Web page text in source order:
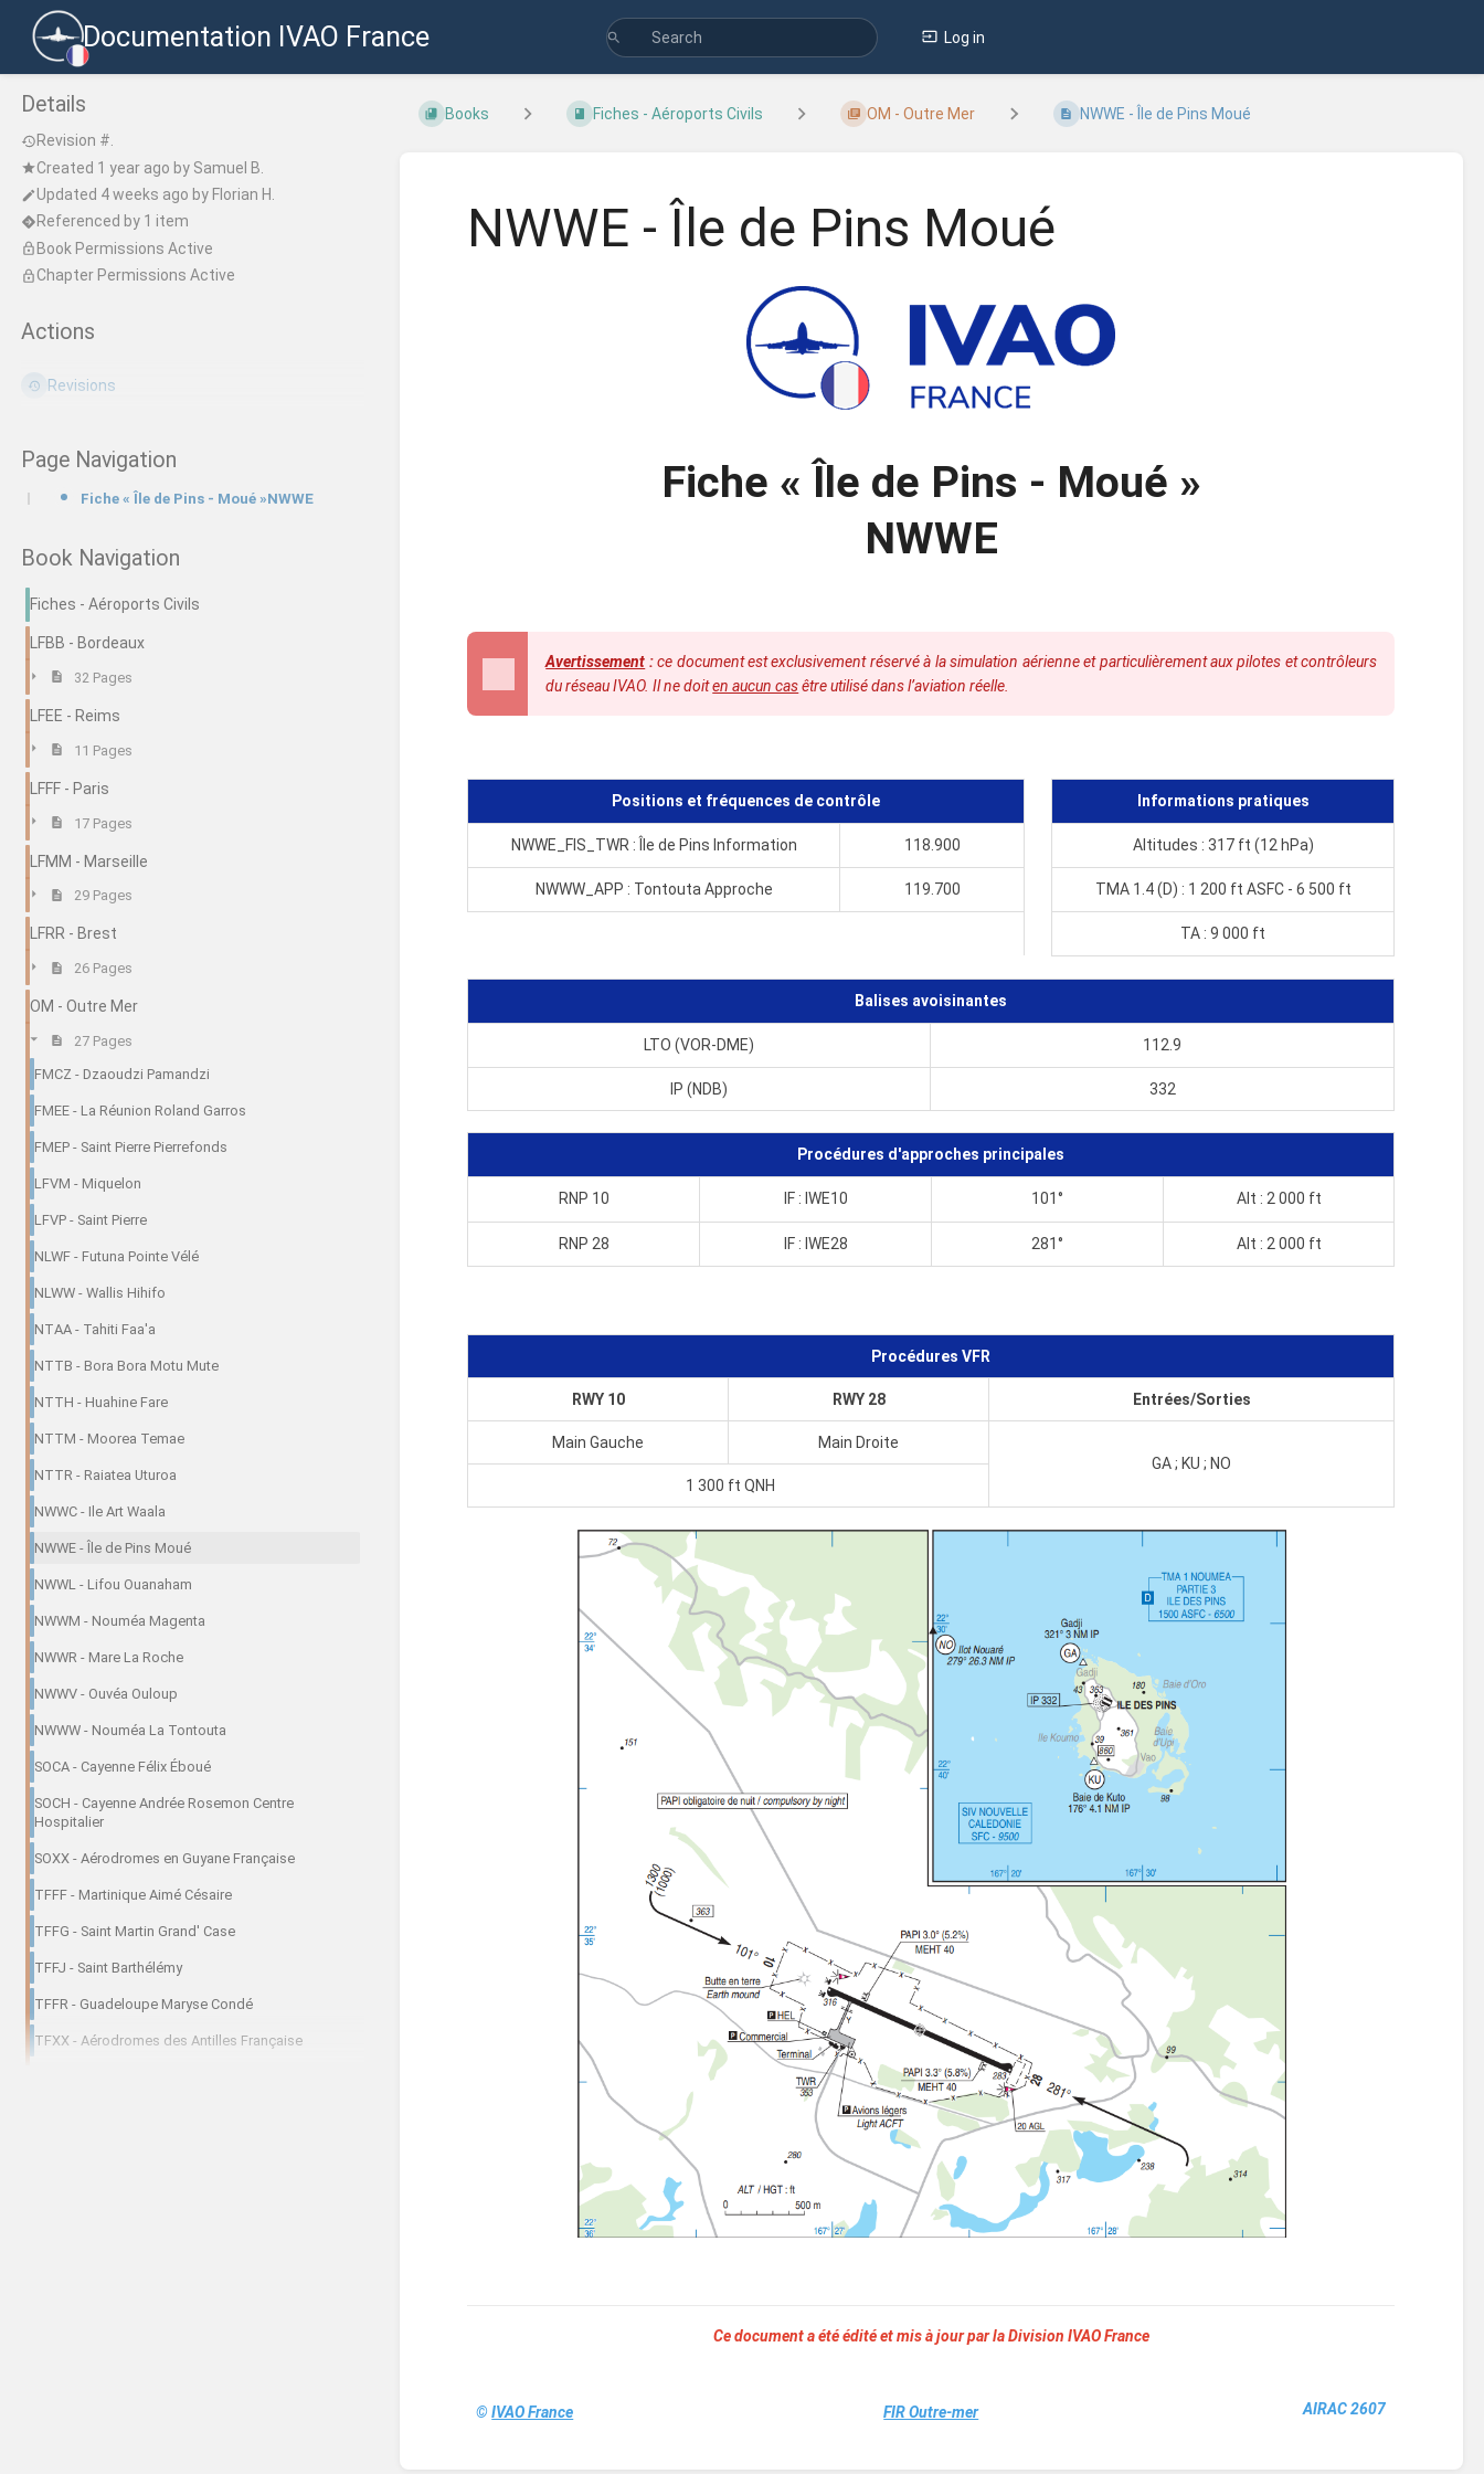
Documentation IVAO France Log in
Details
Revision #.
Created 1 year ago by Samuel B.
Updated 4 weeks ago by Florian H.
Referenced by 1 item
Book Permissions Active
Chapter Permissions Active
Actions
Revisions
Page Navigation
Fiche « Île de Pins - Moué »NWWE
Book Navigation
Fiches - Aéroports Civils
LFBB - Bordeaux
32 Pages
LFEE - Reims
11 Pages
LFFF - Paris
17 Pages
LFMM - Marseille
29 Pages
LFRR - Brest
26 Pages
OM - Outre Mer
27 Pages
FMCZ - Dzaoudzi Pamandzi
FMEE - La Réunion Roland Garros
FMEP - Saint Pierre Pierrefonds
LFVM - Miquelon
LFVP - Saint Pierre
NLWF - Futuna Pointe Vélé
NLWW - Wallis Hihifo
NTAA - Tahiti Faa'a
NTTB - Bora Bora Motu Mute
NTTH - Huahine Fare
NTTM - Moorea Temae
NTTR - Raiatea Uturoa
NWWC - Ile Art Waala
NWWE - Île de Pins Moué
NWWL - Lifou Ouanaham
NWWM - Nouméa Magenta
NWWR - Mare La Roche
NWWV - Ouvéa Ouloup
NWWW - Nouméa La Tontouta
SOCA - Cayenne Félix Éboué
SOCH - Cayenne Andrée Rosemon Centre
Hospitalier
SOXX - Aérodromes en Guyane Française
TFFF - Martinique Aimé Césaire
TFFG - Saint Martin Grand' Case
TFFJ - Saint Barthélémy
TFFR - Guadeloupe Maryse Condé
TFXX - Aérodromes des Antilles Française
Books Fiches - Aéroports Civils OM - Outre Mer NWWE - Île de Pins Moué
NWWE - Île de Pins Moué
Fiche « Île de Pins - Moué »
NWWE
Avertissement :ce document est exclusivement réservé à la simulation aérienne et particulièrement aux pilotes et contrôleurs
du réseau IVAO. Il ne doiten aucun casêtre utilisé dans l’aviation réelle.
Positions et fréquences de contrôle Informations pratiques
NWWE_FIS_TWR : Île de Pins Information 118.900 Altitudes : 317 ft (12 hPa)
NWWW_APP : Tontouta Approche 119.700 TMA 1.4 (D) : 1 200 ft ASFC - 6 500 ft
TA : 9 000 ft
Balises avoisinantes
LTO (VOR-DME) 112.9
IP (NDB) 332
Procédures d'approches principales
RNP 10 IF : IWE10 101° Alt : 2 000 ft
RNP 28 IF : IWE28 281° Alt : 2 000 ft
Procédures VFR
RWY 10 RWY 28 Entrées/Sorties
Main Gauche
Main Droite
GA ; KU ; NO
1 300 ft QNH
Ce document a été édité et mis à jour par la Division IVAO France
© IVAO France FIR Outre-mer AIRAC 2607